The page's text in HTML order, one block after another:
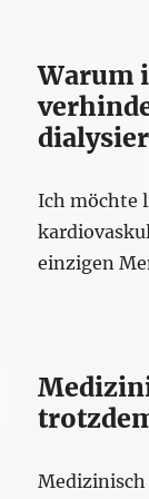
Warum
Ich möchte
einzigen